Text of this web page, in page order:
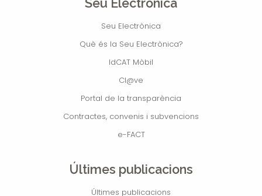
Seu Electrònica
Seu Electrònica
Què és la Seu Electrònica?
IdCAT Mòbil
Cl@ve
Portal de la transparència
Contractes, convenis i subvencions
e-FACT
Últimes publicacions
Últimes publicacions